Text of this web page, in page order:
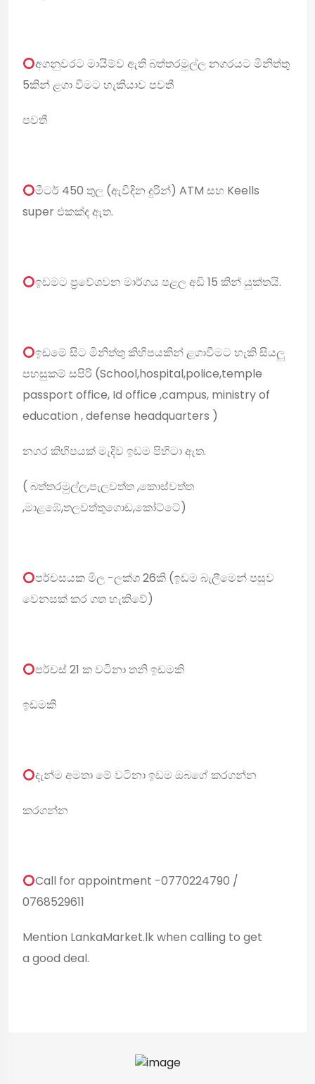
අගනුවරට මායිම්ව ඇති බත්තරමුල්ල නගරයට මිනිත්තු
5කින් ළගා වීමට හැකියාව පවතී
පවතී
මීටර් 450 තුල (ඇවිදින දුරින්) ATM සහ Keells
super එකක්ද ඇත.
ඉඩමට ප්‍රවේශවන මාර්ගය පළල අඩි 15 කින් යුක්තයි.
ඉඩමේ සිට මිනිත්තු කිහිපයකින් ළගාවීමට හැකි සියලු
පහසුකම් සපිරි (School,hospital,police,temple
passport office, Id office ,campus, ministry of
education , defense headquarters )
නගර කිහිපයක් මැදිව ඉඩම පිහිටා ඇත.
( බත්තරමුල්ල,පැලවත්ත ,කොස්වත්ත
,මාළඹේ,තලවත්තුගොඩ,කෝට්ටේ)
පර්චසයක මිල -ලක්ශ 26කි (ඉඩම බැලීමෙන් පසුව
වෙනසක් කර ගත හැකිවේ)
පර්චස් 21 ක වටිනා තනි ඉඩමකි
ඉඩමකි
දැන්ම අමතා මේ වටිනා ඉඩම ඔබගේ කරගන්න
කරගන්න
Call for appointment -0770224790 /
0768529611
Mention LankaMarket.lk when calling to get
a good deal.